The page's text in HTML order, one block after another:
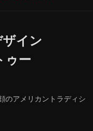
ザイン
ゥー
のアメリカントラディシ